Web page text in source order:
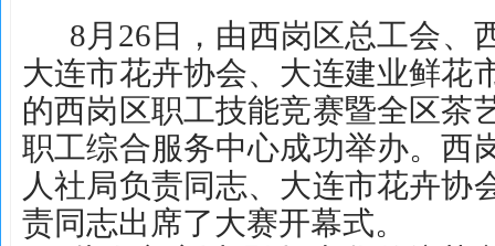
8月26日，由西岗区总工会、
大连市花卉协会、大连建业鲜花
的西岗区职工技能竞赛暨全区茶
职工综合服务中心成功举办。西
人社局负责同志、大连市花卉协
责同志出席了大赛开幕式。